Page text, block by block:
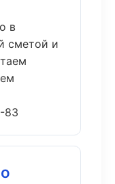
в
сметой и
83